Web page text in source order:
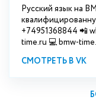
Русский язык на
+74951368844 📲
time.ru 💻 bmw-
СМОТРЕТЬ В VK